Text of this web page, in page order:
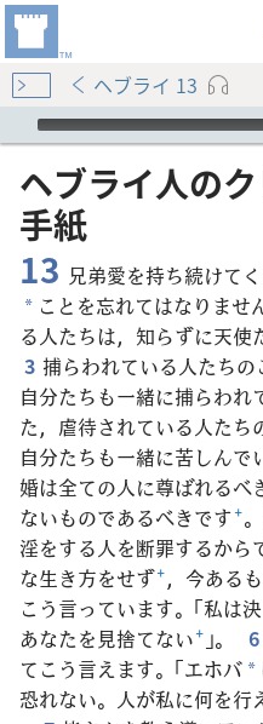
ヘブライ 13
Audio Player
ヘブライ​人​の​
手紙
13 兄弟愛を持ち続けて
* ことを忘れてはなりませ
る人たちは，知らずに天使
3 捕らわれている人たち
自分たちも一緒に捕らわれ
た，虐待されている人たち
自分たちも一緒に苦しんで
婚は全ての人に尊ばれるべ
ないものであるべきです+
淫をする人を断罪するから
な生き方をせず+，今ある
こう言っています。「私は
あなたを見捨てない+ 」。 6
てこう言えます。「エホバ *
恐れない。人が私に何を行